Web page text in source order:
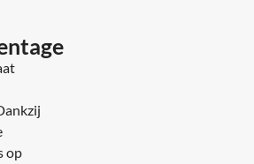
op